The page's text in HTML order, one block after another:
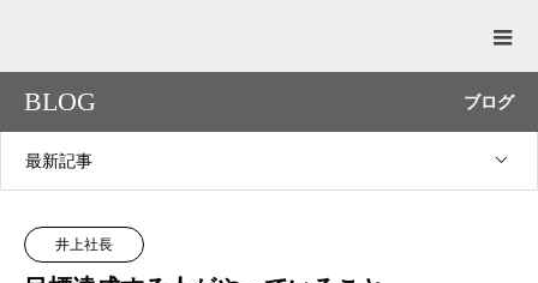
BLOG ブログ
最新記事
井上社長